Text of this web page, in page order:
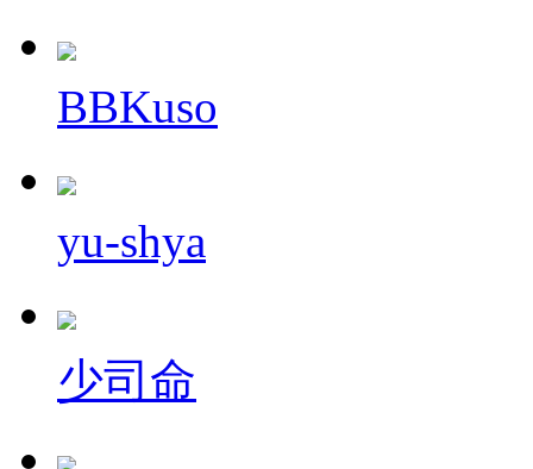
BBKuso
yu-shya
少司命